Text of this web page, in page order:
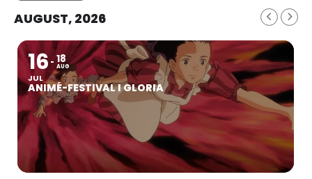
AUGUST, 2026
16
JUL
18
AUG
ANIMÉ-FESTIVAL I GLORIA